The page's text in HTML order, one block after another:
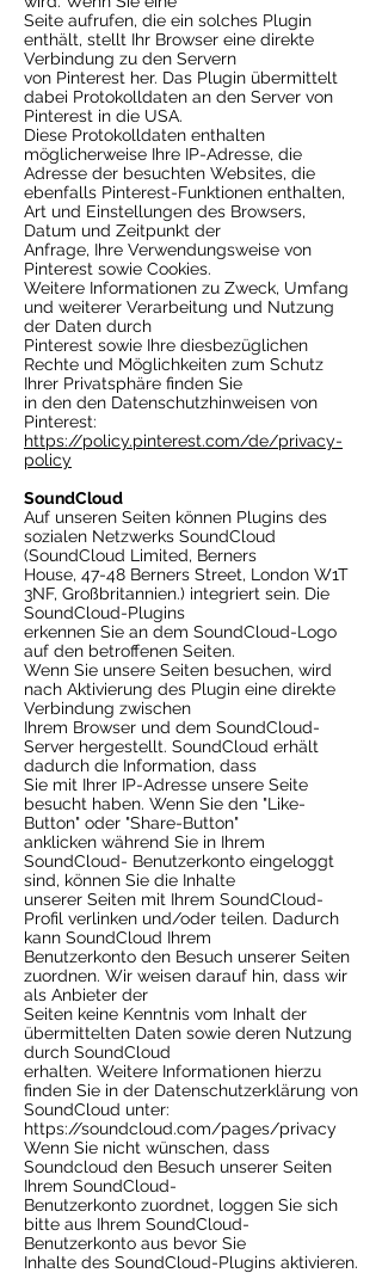
Seite aufrufen, die ein solches Plugin
enthält, stellt Ihr Browser eine direkte
Verbindung zu den Servern
von Pinterest her. Das Plugin übermittelt
dabei Protokolldaten an den Server von
Pinterest in die USA.
Diese Protokolldaten enthalten
möglicherweise Ihre IP-Adresse, die
Adresse der besuchten Websites, die
ebenfalls Pinterest-Funktionen enthalten,
Art und Einstellungen des Browsers,
Datum und Zeitpunkt der
Anfrage, Ihre Verwendungsweise von
Pinterest sowie Cookies.
Weitere Informationen zu Zweck, Umfang
und weiterer Verarbeitung und Nutzung
der Daten durch
Pinterest sowie Ihre diesbezüglichen
Rechte und Möglichkeiten zum Schutz
Ihrer Privatsphäre finden Sie
in den den Datenschutzhinweisen von
Pinterest:
https://policy.pinterest.com/de/privacy-
policy
SoundCloud
Auf unseren Seiten können Plugins des
sozialen Netzwerks SoundCloud
(SoundCloud Limited, Berners
House, 47-48 Berners Street, London W1T
3NF, Großbritannien.) integriert sein. Die
SoundCloud-Plugins
erkennen Sie an dem SoundCloud-Logo
auf den betroffenen Seiten.
Wenn Sie unsere Seiten besuchen, wird
nach Aktivierung des Plugin eine direkte
Verbindung zwischen
Ihrem Browser und dem SoundCloud-
Server hergestellt. SoundCloud erhält
dadurch die Information, dass
Sie mit Ihrer IP-Adresse unsere Seite
besucht haben. Wenn Sie den "Like-
Button" oder "Share-Button"
anklicken während Sie in Ihrem
SoundCloud- Benutzerkonto eingeloggt
sind, können Sie die Inhalte
unserer Seiten mit Ihrem SoundCloud-
Profil verlinken und/oder teilen. Dadurch
kann SoundCloud Ihrem
Benutzerkonto den Besuch unserer Seiten
zuordnen. Wir weisen darauf hin, dass wir
als Anbieter der
Seiten keine Kenntnis vom Inhalt der
übermittelten Daten sowie deren Nutzung
durch SoundCloud
erhalten. Weitere Informationen hierzu
finden Sie in der Datenschutzerklärung von
SoundCloud unter:
https://soundcloud.com/pages/privacy
Wenn Sie nicht wünschen, dass
Soundcloud den Besuch unserer Seiten
Ihrem SoundCloud-
Benutzerkonto zuordnet, loggen Sie sich
bitte aus Ihrem SoundCloud-
Benutzerkonto aus bevor Sie
Inhalte des SoundCloud-Plugins aktivieren.